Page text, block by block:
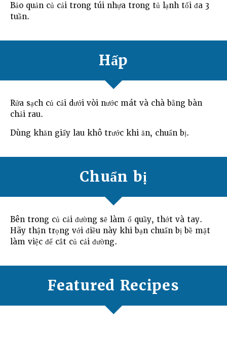
Bảo quản củ cải trong túi nhựa trong tủ lạnh tối đa 3
tuần.
Hấp
Rửa sạch củ cải dưới vòi nước mát và chà bằng bàn
chải rau.
Dùng khăn giấy lau khô trước khi ăn, chuẩn bị.
Chuẩn bị
Bên trong củ cải đường sẽ làm ố quầy, thớt và tay.
Hãy thận trọng với điều này khi bạn chuẩn bị bề mặt
làm việc để cắt củ cải đường.
Featured Recipes